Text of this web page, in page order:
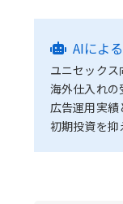
AIによ
ユニセックス
海外仕入れの
広告運用実
初期投資を抑